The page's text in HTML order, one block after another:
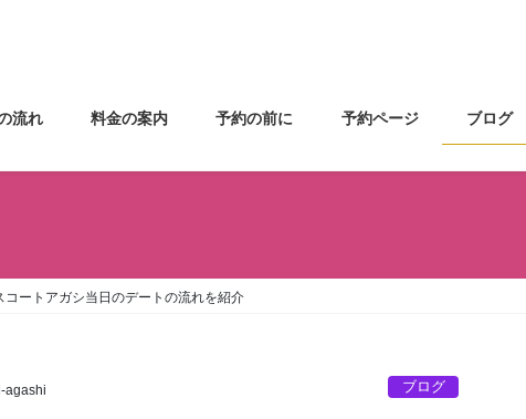
流れ 料金の案内 予約の前に 予約ページ ブログ
ートアガシ当日のデートの流れを紹介
agashi ブログ